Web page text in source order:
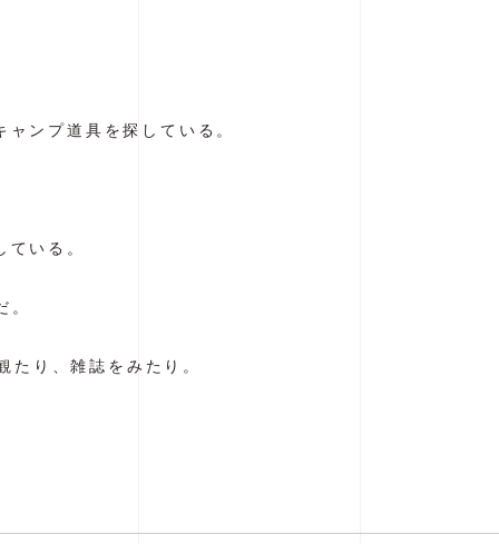
ンプ道具を探している。
いる。
。
り、雑誌をみたり。